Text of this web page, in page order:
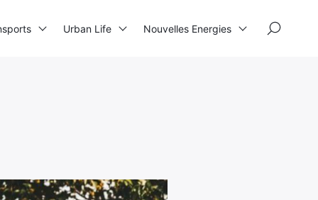
Urban Life Nouvelles Energies